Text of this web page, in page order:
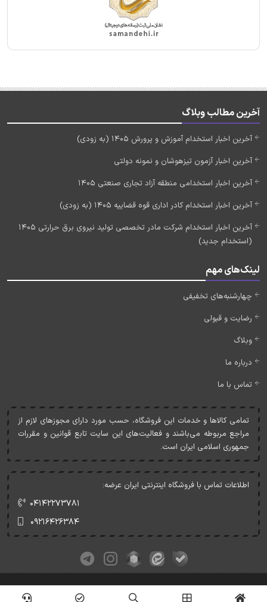
آخرین مطالب وبلاگ
آخرین اخبار استخدام آموزش و پرورش 1405 (به زودی)
آخرین اخبار آزمون تیزهوشان و نمونه دولتی
آخرین اخبار استخدامی منطقه آزاد تجاری صنعتی 1405
آخرین اخبار استخدام کادر اداری قوه قضاییه 1405 (به زودی)
آخرین اخبار استخدام شرکت مادر تخصصی تولید نیروی برق حرارتی 1405
(استخدام جدید)
لینک‌های مهم
چهارشنبه‌های تخفیفی
رضایت و قبولی
وبلاگ
درباره ما
تماس با ما
تمامی کالاها و خدمات اين فروشگاه، حسب مورد دارای مجوزهای لازم از
مراجع مربوطه می‌باشند و فعاليت‌های اين سايت تابع قوانين و مقررات
جمهوری اسلامی ايران است.
اطلاعات تماس با فروشگاه اینترنتی ایران عرضه:
۰۴۱۴۲۲۷۳۷۸۱
۰۹۲۱۶۴۲۶۳۸۴
کلیه حقوق این وبسایت متعلق به ایران عرضه می‌باشد.